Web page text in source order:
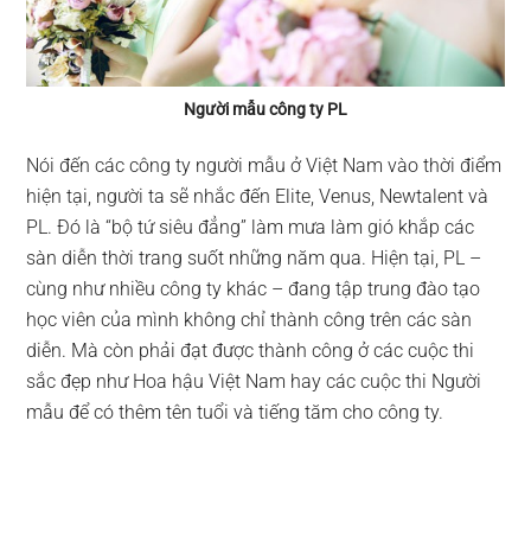
Người mẫu công ty PL
Nói đến các công ty người mẫu ở Việt Nam vào thời điểm
hiện tại, người ta sẽ nhắc đến Elite, Venus, Newtalent và
PL. Đó là “bộ tứ siêu đẳng” làm mưa làm gió khắp các
sàn diễn thời trang suốt những năm qua. Hiện tại, PL –
cùng như nhiều công ty khác – đang tập trung đào tạo
học viên của mình không chỉ thành công trên các sàn
diễn. Mà còn phải đạt được thành công ở các cuộc thi
sắc đẹp như Hoa hậu Việt Nam hay các cuộc thi Người
mẫu để có thêm tên tuổi và tiếng tăm cho công ty.